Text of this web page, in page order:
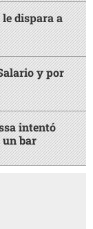
dispara a
y por
intentó
un bar